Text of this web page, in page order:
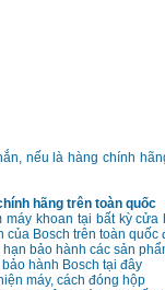
nếu là hàng chính
hãng trên toàn quốc
máy khoan tại bất kỳ
của Bosch trên toàn
bảo hành các sản
hành Bosch tại đây
máy, cách đóng hộp